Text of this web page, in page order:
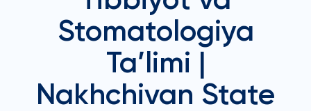
Stomatologiya
Ta’limi |
Nakhchivan State